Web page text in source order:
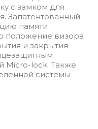
с замком для
Запатентованный
памяти
положение визора
и закрытия
Micro-lock. Также
системы